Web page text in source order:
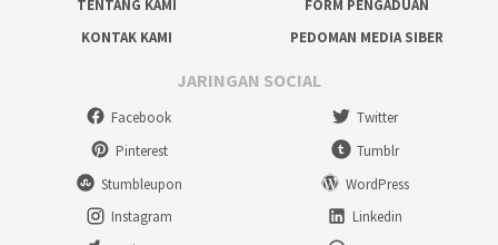
TENTANG KAMI
FORM PENGADUAN
KONTAK KAMI
PEDOMAN MEDIA SIBER
JARINGAN SOCIAL
Facebook
Twitter
Pinterest
Tumblr
Stumbleupon
WordPress
Instagram
Linkedin